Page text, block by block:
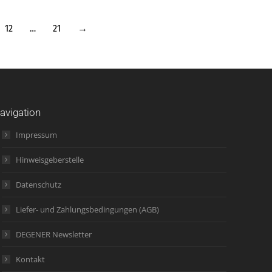
12 … 21 →
Impressum
Hinweisgeberstelle
Datenschutz
Liefer- und Zahlungsbedingungen (AGB)
DEGENER Newsletter
Kontakt